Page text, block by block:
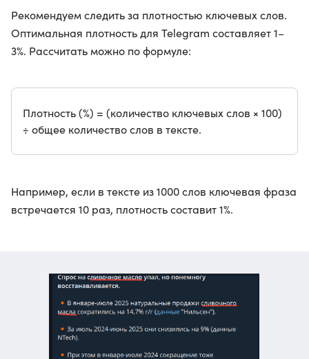
Рекомендуем следить за плотностью ключевых слов.
Оптимальная плотность для Telegram составляет 1–
3%. Рассчитать можно по формуле:
Плотность (%) = (количество ключевых слов × 100)
÷ общее количество слов в тексте.
Например, если в тексте из 1000 слов ключевая фраза
встречается 10 раз, плотность составит 1%.